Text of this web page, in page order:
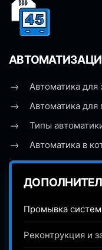
Автоматика для
Автоматика для
Типы
Автоматика в
Промывка
Реконтрукция и